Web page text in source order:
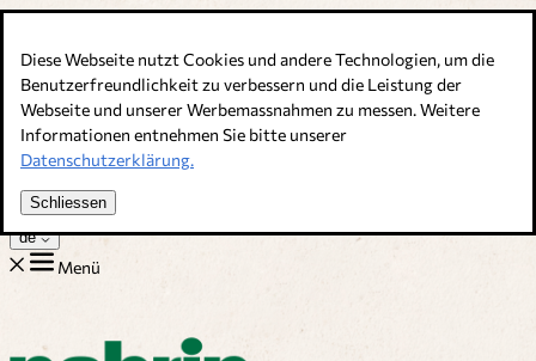
Diese Webseite nutzt Cookies und andere Technologien, um die
Benutzerfreundlichkeit zu verbessern und die Leistung der
Webseite und unserer Werbemassnahmen zu messen. Weitere
Informationen entnehmen Sie bitte unserer
Datenschutzerklärung.
Schliessen
Bouillons, Gewürze & Nahrungsergänzung. Schweizer Qualität
Kundenservice
Rezepte
Tipps
Über uns
Jobs
de
Menü